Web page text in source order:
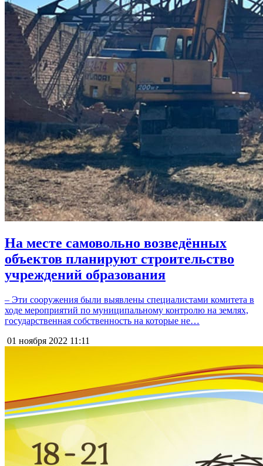
На месте самовольно возведённых
объектов планируют строительство
учреждений образования
– Эти сооружения были выявлены специалистами комитета в
ходе мероприятий по муниципальному контролю на землях,
государственная собственность на которые не…
01 ноября 2022 11:11